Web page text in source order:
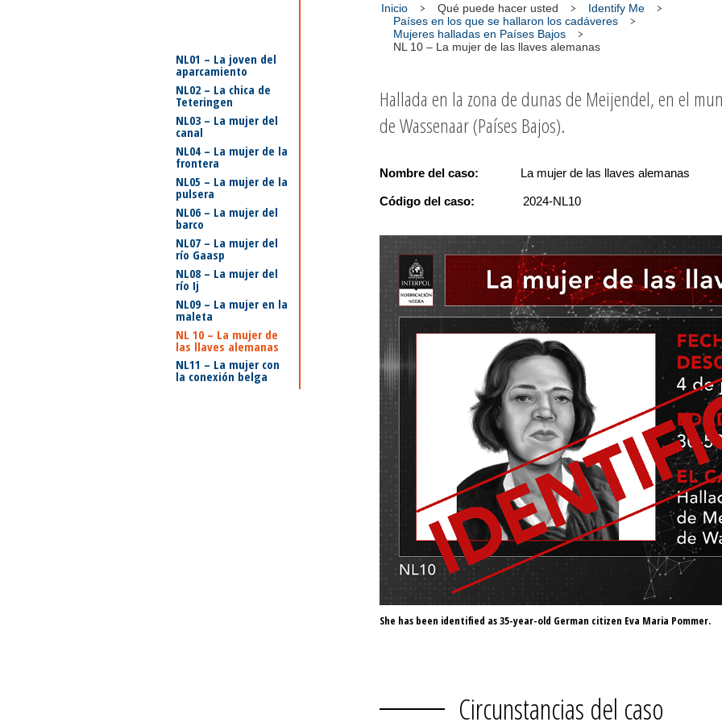
Inicio Qué puede hacer usted
Identify Me
Países en los que se hallaron los cadáveres
Mujeres halladas en Países Bajos
NL 10 – La mujer de las llaves alemanas
NL01 – La joven del
aparcamiento
NL02 – La chica de
Teteringen
NL03 – La mujer del
canal
NL04 – La mujer de la
frontera
NL05 – La mujer de la
pulsera
NL06 – La mujer del
barco
NL07 – La mujer del
río Gaasp
NL08 – La mujer del
río Ij
NL09 – La mujer en la
maleta
NL 10 – La mujer de
las llaves alemanas
NL11 – La mujer con
la conexión belga
Hallada en la zona de dunas de Meijendel, en el
de Wassenaar (Países Bajos).
Nombre del caso: La mujer de las llaves alemanas
Código del caso: 2024-NL10
She has been identified as 35-year-old German citizen Eva Maria Pommer.
Circunstancias del caso